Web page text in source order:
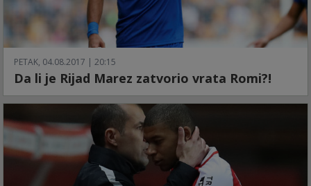
PETAK, 04.08.2017 | 20:15
Da li je Rijad Marez zatvorio vrata Romi?!